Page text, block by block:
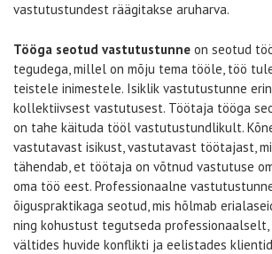
vastutustundest räägitakse aruharva.
Tööga seotud vastutustunne on seotud
tegudega, millel on mõju tema tööle, töö
teistele inimestele. Isiklik vastutustunne
kollektiivsest vastutusest. Töötaja tööga
on tahe käituda tööl vastutustundlikult.
vastutavast isikust, vastutavast töötajast,
tähendab, et töötaja on võtnud vastutuse
oma töö eest. Professionaalne
õiguspraktikaga seotud, mis hõlmab
ning kohustust tegutseda professionaalselt,
vältides huvide konflikti ja eelistades